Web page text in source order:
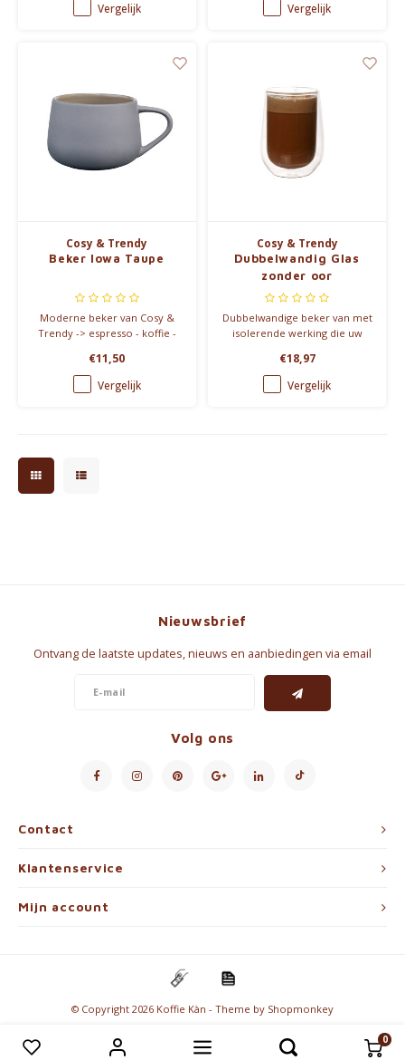
0
Vergelijk Vergelijk
Cosy & Trendy
Beker Iowa Taupe
Moderne beker van Cosy &
Trendy -> espresso - koffie -
€11,50
Vergelijk
Cosy & Trendy
Dubbelwandig Glas
zonder oor
Dubbelwandige beker van met
isolerende werking die uw
temperatuur houden.
€18,97
Vergelijk
Contact
Nieuwsbrief
Ontvang de laatste updates, nieuws en aanbiedingen via email
Volg ons
Klantenservice
Mijn account
© Copyright 2026 Koffie Kàn - Theme by Shopmonkey
Vergelijk producten 0